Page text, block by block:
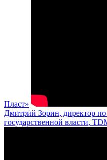
Пласт»
Дмитрий Зорин, директор по
государственной власти,